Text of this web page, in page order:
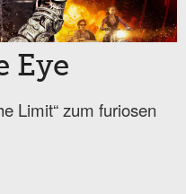
Eye
Limit“ zum furiosen